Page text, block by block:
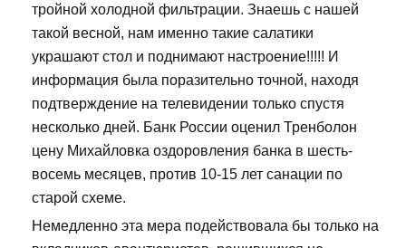
тройной холодной фильтрации. Знаешь с нашей
такой весной, нам именно такие салатики
украшают стол и поднимают настроение!!!!! И
информация была поразительно точной, находя
подтверждение на телевидении только спустя
несколько дней. Банк России оценил Тренболон
цену Михайловка оздоровления банка в шесть-
восемь месяцев, против 10-15 лет санации по
старой схеме.
Немедленно эта мера подействовала бы только на